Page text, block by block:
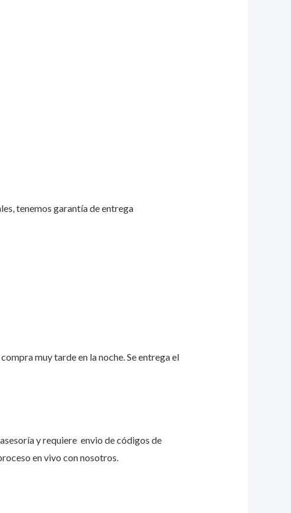
tenemos garantía de entrega
muy tarde en la noche. Se entrega el
y requiere envio de códigos de
en vivo con nosotros.